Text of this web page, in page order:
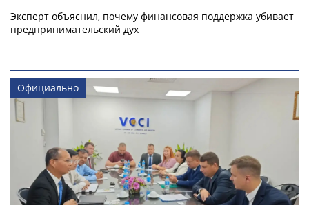
Эксперт объяснил, почему финансовая поддержка убивает
предпринимательский дух
Официально